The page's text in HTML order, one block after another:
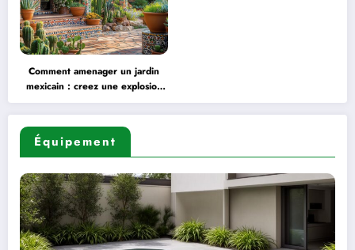
Comment amenager un jardin
mexicain : creez une explosion
de couleurs avec des murs ocre
Équipement